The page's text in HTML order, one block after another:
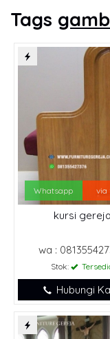
Tags
Whatsapp via
kursi gereja
wa :
Stok:
Hubungi